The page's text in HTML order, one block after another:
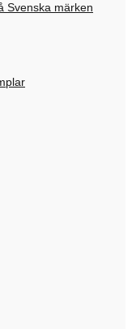
Svenska märken